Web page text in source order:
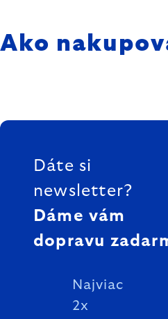
Ako
ZÁPÄTIE
Dáte si
newsletter?
Dáme vám
dopravu
Najviac
2x